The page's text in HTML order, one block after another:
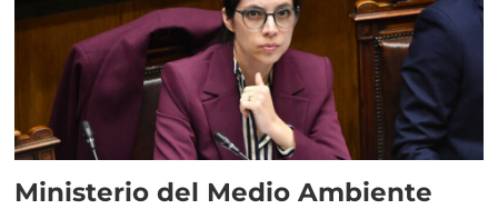
Ministerio del Medio Ambiente